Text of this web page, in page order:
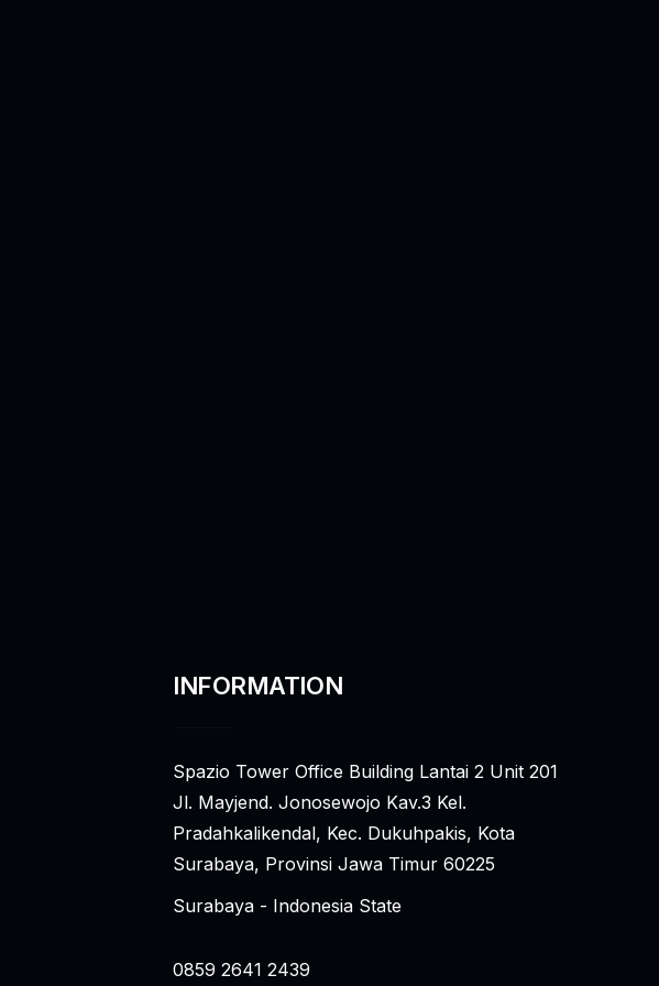
INFORMATION
Spazio Tower Office Building Lantai 2 Unit 201
Jl. Mayjend. Jonosewojo Kav.3 Kel.
Pradahkalikendal, Kec. Dukuhpakis, Kota
Surabaya, Provinsi Jawa Timur 60225
Surabaya - Indonesia State
0859 2641 2439